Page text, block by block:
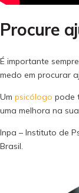
Procure
É importante
medo em procurar
Um psicólogo pode
uma melhora na
Inpa – Instituto de
Brasil.